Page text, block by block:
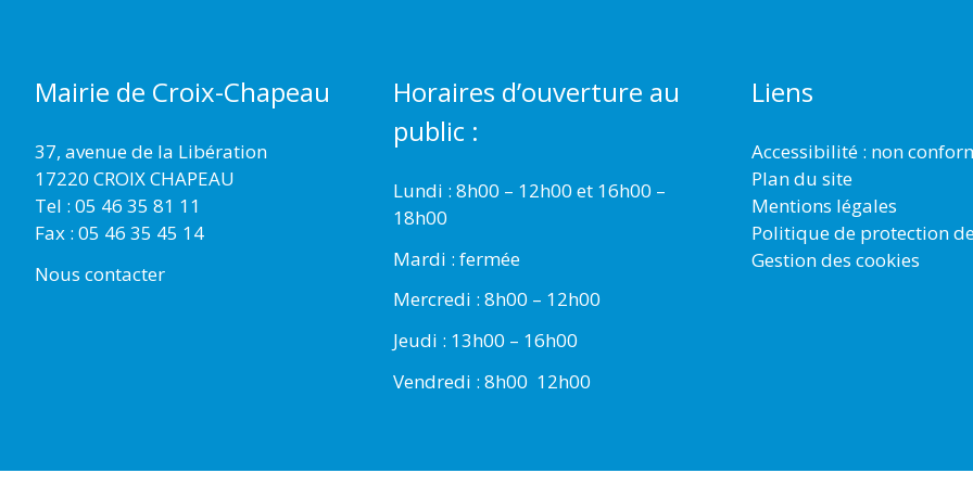
Mairie de Croix-Chapeau
37, avenue de la Libération
17220 CROIX CHAPEAU
Tel : 05 46 35 81 11
Fax : 05 46 35 45 14
Nous contacter
Horaires d’ouverture au
public :
Lundi : 8h00 – 12h00 et 16h00 –
18h00
Mardi : fermée
Mercredi : 8h00 – 12h00
Jeudi : 13h00 – 16h00
Vendredi : 8h00  12h00
Liens
Accessibilité : non
Plan du site
Mentions légales
Politique de protection
Gestion des cookies